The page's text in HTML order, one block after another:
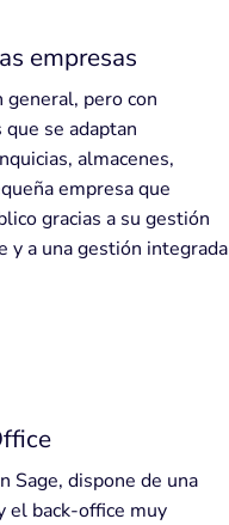
empresas
general, pero con
que se adaptan
almacenes,
empresa que
gracias a su gestión
y a una gestión integrada
Sage, dispone de una
el back-office muy